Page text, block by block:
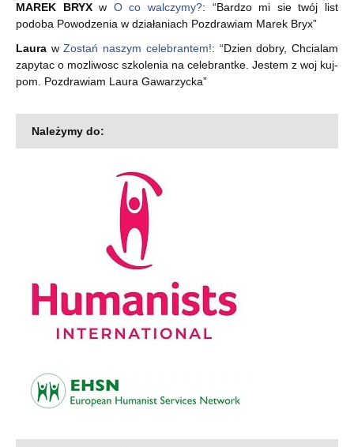
MAREK BRYXw O co walczymy?: “Bardzo mi sie twój list
podoba Powodzenia w działaniach Pozdrawiam Marek Bryx”
Laura wZostań naszym celebrantem!: “Dzien dobry, Chcialam
zapytac o mozliwosc szkolenia na celebrantke. Jestem z woj kuj-
pom. Pozdrawiam Laura Gawarzycka”
Należymy do: